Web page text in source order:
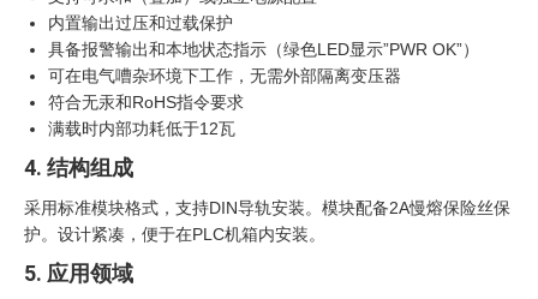
内置输出过压和过载保护
具备报警输出和本地状态指示（绿色LED显示”PWR OK”）
可在电气嘈杂环境下工作，无需外部隔离变压器
符合无汞和RoHS指令要求
满载时内部功耗低于12瓦
4. 结构组成
采用标准模块格式，支持DIN导轨安装。模块配备2A慢熔保险丝保
护。设计紧凑，便于在PLC机箱内安装。
5. 应用领域